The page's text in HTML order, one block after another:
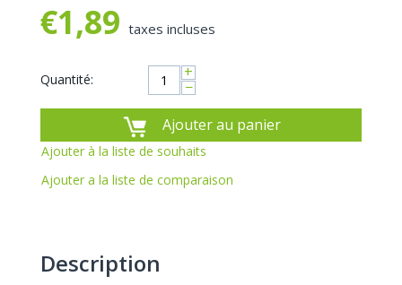
€1,89 taxes incluses
Quantité: +
−
Ajouter au panier
Ajouter à la liste de souhaits
Ajouter a la liste de comparaison
Description